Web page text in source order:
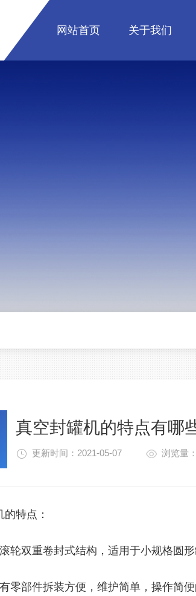
网站首页 关于我们
真空封罐机的特点有哪
更新时间：2021-05-07 浏览量
特点：
轮双重卷封式结构，适用于小规格圆形
零部件拆装方便，维护简单，操作简便